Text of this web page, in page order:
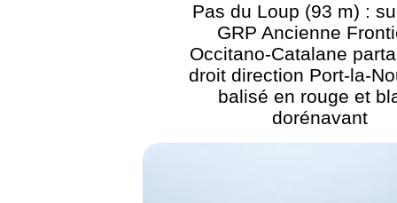
Pas du Loup (93 m) :
GRP Ancienne
Occitano-Catalane
droit direction Port-la-
balisé en rouge et
dorénavant